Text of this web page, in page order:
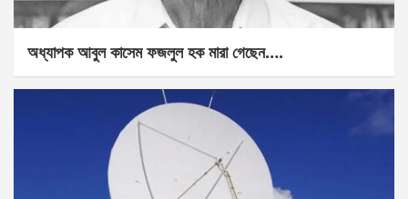
অধ্যাপক আবুল কাসেম ফজলুল হক মারা গেছেন….